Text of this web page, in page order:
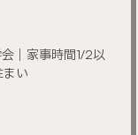
会｜家事時間1/2以
まい